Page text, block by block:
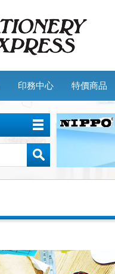
印務中心 特價商品